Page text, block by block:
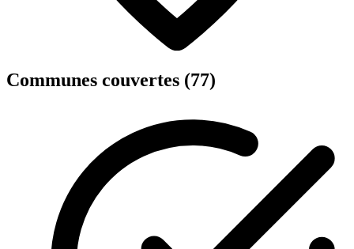
Communes couvertes (77)